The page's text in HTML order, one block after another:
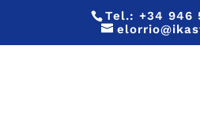
Tel.:+34 946